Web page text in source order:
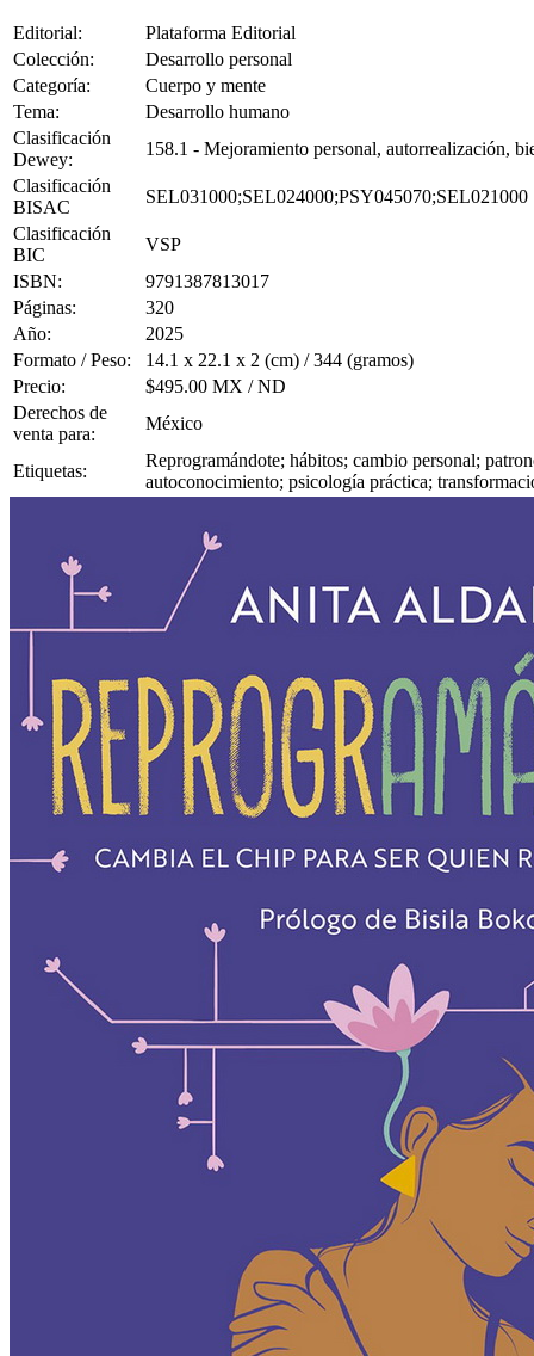
Editorial:
Plataforma Editorial
Colección:
Desarrollo personal
Categoría:
Cuerpo y mente
Tema:
Desarrollo humano
Clasificación
Dewey:
158.1 - Mejoramiento personal, autorrealización,
Clasificación
BISAC
SEL031000;SEL024000;PSY045070;SEL021000
Clasificación
BIC
VSP
ISBN:
9791387813017
Páginas:
320
Año:
2025
Formato / Peso:
14.1 x 22.1 x 2 (cm) / 344 (gramos)
Precio:
$495.00 MX / ND
Derechos de
venta para:
México
Etiquetas:
Reprogramándote; hábitos; cambio personal;
autoconocimiento; psicología práctica;